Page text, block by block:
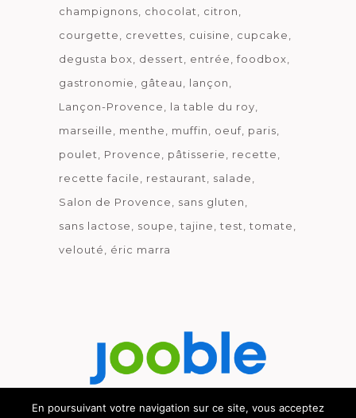
champignons
chocolat
citron
courgette
crevettes cuisine
cupcake
degusta box
dessert entrée
foodbox
gastronomie
gâteau
lançon
Lançon-Provence
la table du roy
marseille
menthe muffin oeuf paris
poulet
Provence pâtisserie
recette
recette facile
restaurant
salade
Salon de Provence
sans gluten
sans lactose
soupe tajine test
tomate
velouté
éric marra
En poursuivant votre navigation sur ce site, vous acceptez